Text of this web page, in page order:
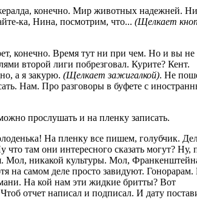
конечно. Мир животных надежней.
ка, Нина, посмотрим, что... (Щелкает
конечно. Время тут ни при чем. Но и вы не
второй лиги побрезговал. Курите? Кент.
а я закурю. (Щелкает зажигалкой). Не
Нам. Про разговоры в буфете с
прослушать и на пленку записать.
На пленку все пишем, голубчик.
что там они интересного сказать могут? Ну,
Мол, никакой культуры. Мол,
на самом деле просто завидуют.
На кой нам эти жидкие бритты? Вот
отчет написал и подписал. И дату